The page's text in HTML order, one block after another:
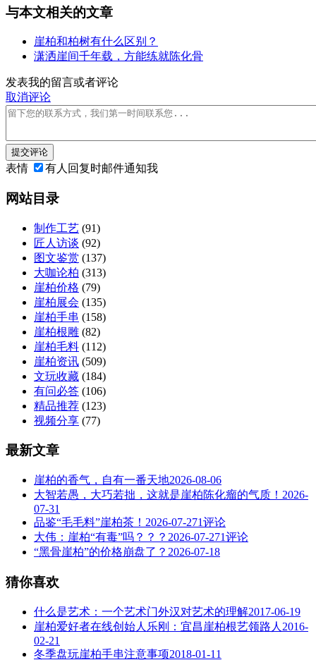
与本文相关的文章
崖柏和柏树有什么区别？
潇洒崖间千年载，方能练就陈化骨
发表我的留言或者评论
取消评论
提交评论
表情 有人回复时邮件通知我
网站目录
制作工艺 (91)
匠人访谈 (92)
图文鉴赏 (137)
大咖论柏 (313)
崖柏价格 (79)
崖柏展会 (135)
崖柏手串 (158)
崖柏根雕 (82)
崖柏毛料 (112)
崖柏资讯 (509)
文玩收藏 (184)
有问必答 (106)
精品推荐 (123)
视频分享 (77)
最新文章
崖柏的香气，自有一番天地2026-08-06
大智若愚，大巧若拙，这就是崖柏陈化瘤的气质！ 2026-
07-31
品鉴“毛毛料”崖柏茶！ 2026-07-271评论
大伟：崖柏“有毒”吗？？？ 2026-07-271评论
“黑骨崖柏”的价格崩盘了？ 2026-07-18
猜你喜欢
什么是艺术：一个艺术门外汉对艺术的理解2017-06-19
崖柏爱好者在线创始人乐刚：宜昌崖柏根艺领路人 2016-
02-21
冬季盘玩崖柏手串注意事项2018-01-11